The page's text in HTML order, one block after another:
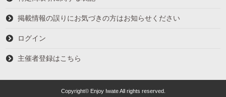
掲載情報の誤りにお気づきの方はお知らせください
ログイン
主催者登録はこちら
Copyright© Enjoy Iwate All rights reserved.